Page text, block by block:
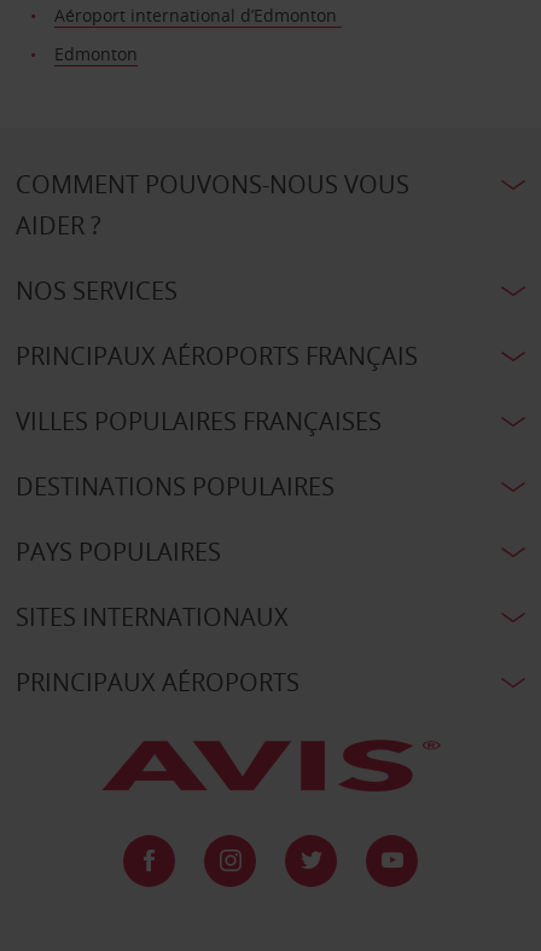
Aéroport international d’Edmonton
Edmonton
COMMENT POUVONS-NOUS VOUS
AIDER ?
NOS SERVICES
PRINCIPAUX AÉROPORTS FRANÇAIS
VILLES POPULAIRES FRANÇAISES
DESTINATIONS POPULAIRES
PAYS POPULAIRES
SITES INTERNATIONAUX
PRINCIPAUX AÉROPORTS